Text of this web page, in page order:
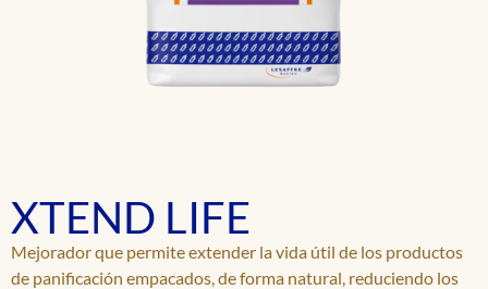
XTEND LIFE
Mejorador que permite extender la vida útil de los productos
de panificación empacados, de forma natural, reduciendo los